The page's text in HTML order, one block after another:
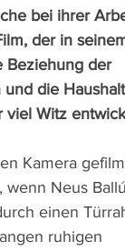
bei ihrer
der in
Beziehung der
die
viel Witz
Kamera
wenn Neus
einen
ruhigen